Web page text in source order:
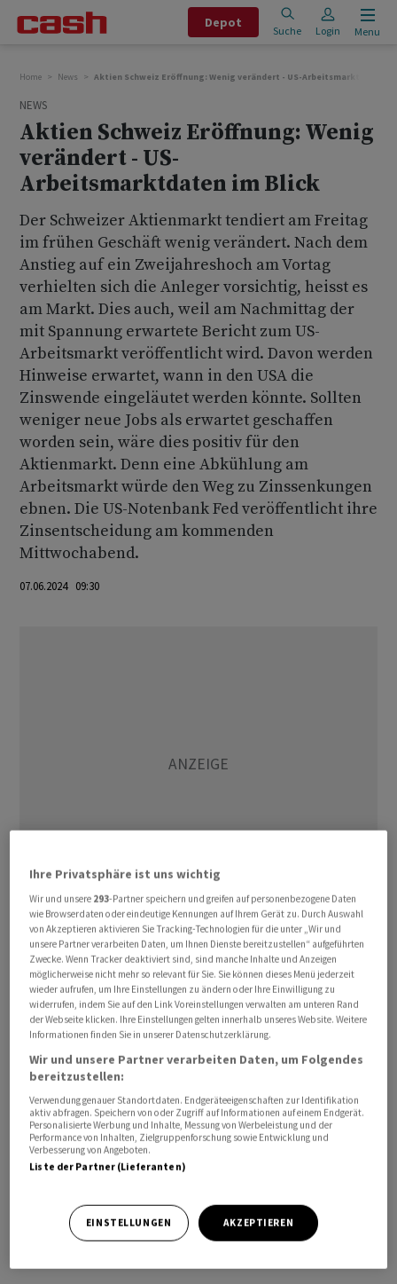
Depot
Suche Login Menu
Home News Aktien Schweiz Eröffnung: Wenig verändert - US-Arbeitsmarktdaten
NEWS
Aktien Schweiz Eröffnung: Wenig
verändert - US-
Arbeitsmarktdaten im Blick
Der Schweizer Aktienmarkt tendiert am Freitag
im frühen Geschäft wenig verändert. Nach dem
Anstieg auf ein Zweijahreshoch am Vortag
verhielten sich die Anleger vorsichtig, heisst es
am Markt. Dies auch, weil am Nachmittag der
mit Spannung erwartete Bericht zum US-
Arbeitsmarkt veröffentlicht wird. Davon werden
Hinweise erwartet, wann in den USA die
Zinswende eingeläutet werden könnte. Sollten
weniger neue Jobs als erwartet geschaffen
worden sein, wäre dies positiv für den
Aktienmarkt. Denn eine Abkühlung am
Arbeitsmarkt würde den Weg zu Zinssenkungen
ebnen. Die US-Notenbank Fed veröffentlicht ihre
Zinsentscheidung am kommenden
Mittwochabend.
07.06.2024 09:30
Am Vortag hatte die Europäische Zentralbank (EZB)
«endlich» die geldpolitische Wende mit einer
Zinssenkung um 0,25 Prozentpunkten eingeläutet. Da
diese allerdings fest erwartet war, konnte der
Zinsentscheid den Märkten keine wirklichen Impulse
geben. Auch die Pressekonferenz mit EZB-Präsidentin
Christine Lagarde habe keine neuen Erkenntnisse
geliefert, heisst es dazu weiter. Vor allem habe Lagarde
keine Hinweise auf eine nächste Zinssenkung gegeben.
Der Leitindex SMI notiert um 09.18 Uhr unverändert mit
12'241,71 Punkten. Der SLI, der die 30 wichtigsten Titel
Zähler und der breit gefasste SPI tritt mit 16'250,90
Punkten ebenfalls an Ort. Elf Gewinnern stehen 16
Ihre Privatsphäre ist uns wichtig
Wir und unsere 293-Partner speichern und greifen auf personenbezogene Daten
wie Browserdaten oder eindeutige Kennungen auf Ihrem Gerät zu. Durch Auswahl
von Akzeptieren aktivieren Sie Tracking-Technologien für die unter „Wir und
unsere Partner verarbeiten Daten, um Ihnen Dienste bereitzustellen“ aufgeführten
Zwecke. Wenn Tracker deaktiviert sind, sind manche Inhalte und Anzeigen
möglicherweise nicht mehr so relevant für Sie. Sie können dieses Menü jederzeit
wieder aufrufen, um Ihre Einstellungen zu ändern oder Ihre Einwilligung zu
widerrufen, indem Sie auf den Link Voreinstellungen verwalten am unteren Rand
der Webseite klicken. Ihre Einstellungen gelten innerhalb unseres Website. Weitere
Informationen finden Sie in unserer Datenschutzerklärung.
Wir und unsere Partner verarbeiten Daten, um Folgendes
bereitzustellen:
Verwendung genauer Standortdaten. Endgeräteeigenschaften zur Identifikation
aktiv abfragen. Speichern von oder Zugriff auf Informationen auf einem Endgerät.
Personalisierte Werbung und Inhalte, Messung von Werbeleistung und der
Performance von Inhalten, Zielgruppenforschung sowie Entwicklung und
Verbesserung von Angeboten.
Liste der Partner (Lieferanten)
EINSTELLUNGEN AKZEPTIEREN